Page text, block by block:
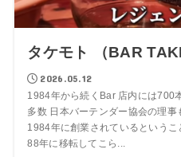
タケモト （BAR
2026.05.12
1984年から続くBar 店内には700
多数 日本バーテンダー協会の理
1984年に創業されているという
88年に移転してこら...